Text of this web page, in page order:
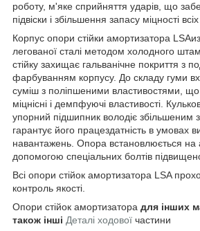
роботу, м'яке сприйняття ударів, що
підвіски і збільшення запасу міцності
Корпус опори стійки амортизатора
легованої сталі методом холодного
стійку захищає гальванічне покриття з
фарбуванням корпусу. До складу гуми
суміш з поліпшеними властивостями, що
міцнісні і демпфуючі властивості.
упорний підшипник володіє збільшеним
гарантує його працездатність в умовах
навантажень. Опора встановлюється на
допомогою спеціальних болтів
Всі опори стійок амортизатора LSA
контроль якості.
Опори стійок амортизатора для інших
також інші Деталі ходової частини